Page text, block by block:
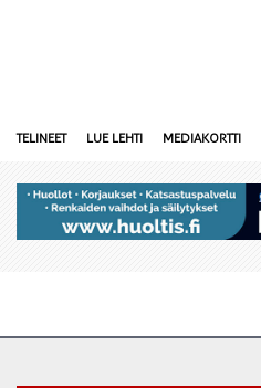
TELINEET LUE LEHTI MEDIAKORTTI